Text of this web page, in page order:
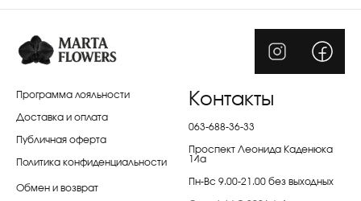
Программа лояльности
Доставка и оплата
Публичная оферта
Политика конфиденциальности
Обмен и возврат
Контакты
063-688-36-33
Проспект Леонида Каденюка
14а
Пн-Вс 9.00-21.00 без выходных